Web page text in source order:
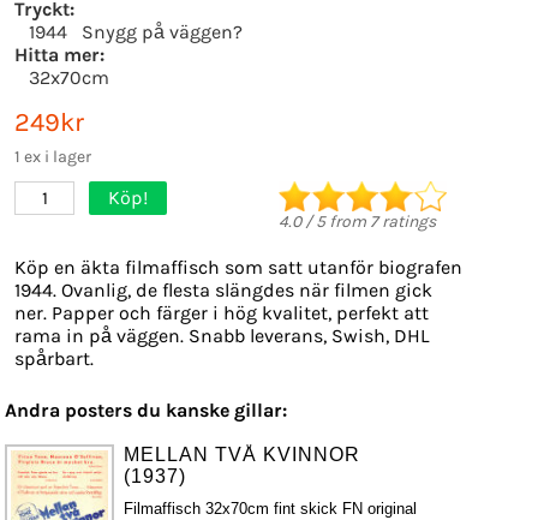
Tryckt:
1944
Snygg på väggen?
Hitta mer:
32x70cm
249kr
1 ex i lager
1 Köp!
4.0/5from 7ratings
Köp en äkta filmaffisch som satt utanför biografen
1944. Ovanlig, de flesta slängdes när filmen gick
ner. Papper och färger i hög kvalitet, perfekt att
rama in på väggen. Snabb leverans, Swish, DHL
spårbart.
Andra posters du kanske gillar:
MELLAN TVÅ KVINNOR
(1937)
Filmaffisch 32x70cm fint skick FN original